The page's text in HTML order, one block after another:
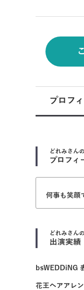
プロフ
どれみさんの
プロフィ
何事も笑
どれみさんの
出演実績
bsWEDDiNG
花王ヘアアレ